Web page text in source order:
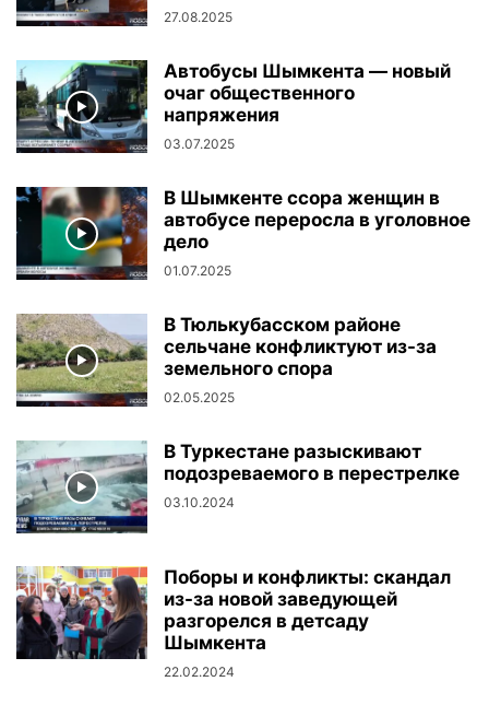
27.08.2025
Автобусы Шымкента — новый
очаг общественного
напряжения
03.07.2025
В Шымкенте ссора женщин в
автобусе переросла в уголовное
дело
01.07.2025
В Тюлькубасском районе
сельчане конфликтуют из-за
земельного спора
02.05.2025
В Туркестане разыскивают
подозреваемого в перестрелке
03.10.2024
Поборы и конфликты: скандал
из-за новой заведующей
разгорелся в детсаду
Шымкента
22.02.2024